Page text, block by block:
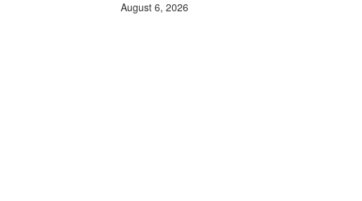
August 6, 2026